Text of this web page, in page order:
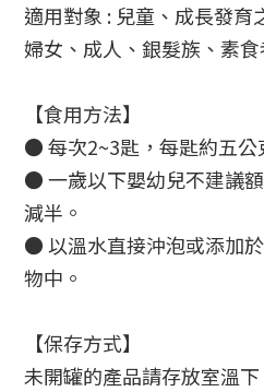
適用對象 : 兒童、成長發育
婦女、成人、銀髮族、素食
【食用方法】
● 每次2~3匙，每匙約五公
● 一歲以下嬰幼兒不建議
減半。
● 以溫水直接沖泡或添加
物中。
【保存方式】
未開罐的產品請存放室溫